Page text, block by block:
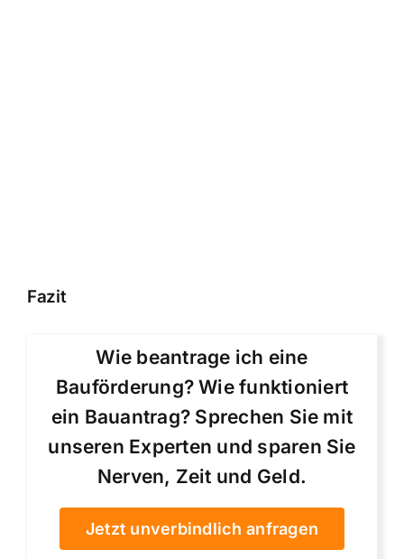
Fazit
Wie beantrage ich eine
Bauförderung? Wie funktioniert
ein Bauantrag? Sprechen Sie mit
unseren Experten und sparen Sie
Nerven, Zeit und Geld.
Jetzt unverbindlich anfragen